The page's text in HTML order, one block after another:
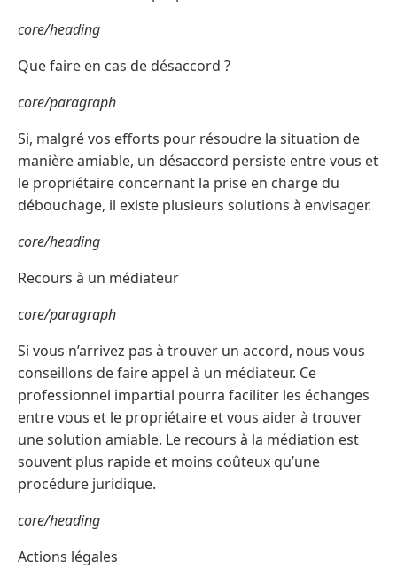
core/heading
Que faire en cas de désaccord ?
core/paragraph
Si, malgré vos efforts pour résoudre la situation de
manière amiable, un désaccord persiste entre vous et
le propriétaire concernant la prise en charge du
débouchage, il existe plusieurs solutions à envisager.
core/heading
Recours à un médiateur
core/paragraph
Si vous n’arrivez pas à trouver un accord, nous vous
conseillons de faire appel à un médiateur. Ce
professionnel impartial pourra faciliter les échanges
entre vous et le propriétaire et vous aider à trouver
une solution amiable. Le recours à la médiation est
souvent plus rapide et moins coûteux qu’une
procédure juridique.
core/heading
Actions légales